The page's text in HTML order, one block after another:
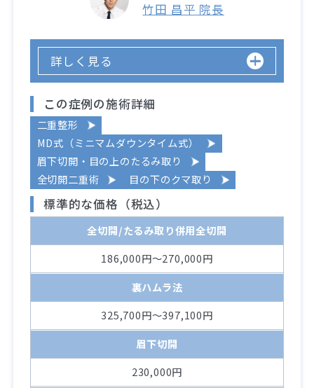
竹田 昌平 院長
詳しく見る
この症例の施術詳細
二重整形
MD式（ミニマムダウンタイム式）
眉下切開・目の上のたるみ取り
全切開二重術
目の下のクマ取り
標準的な価格（税込）
全切開/たるみ取り併用全切開
186,000円～270,000円
裏ハムラ法
325,700円～397,100円
眉下切開
230,000円